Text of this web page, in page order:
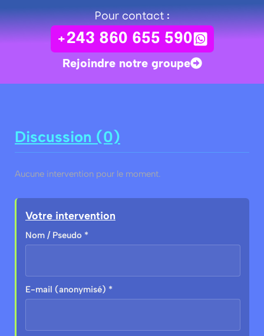
Pour contact :
+243 860 655 590
Rejoindre notre groupe
Discussion (0)
Aucune intervention pour le moment.
Votre intervention
Nom / Pseudo *
E-mail (anonymisé) *